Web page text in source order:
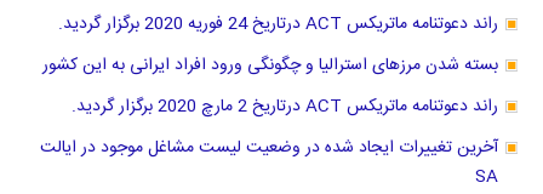
راند دعوتنامه ماتریکس ACT درتاریخ 24 فوریه 2020 برگزار گردید.
بسته شدن مرزهای استرالیا و چگونگی ورود افراد ایرانی به این کشور
راند دعوتنامه ماتریکس ACT درتاریخ 2 مارچ 2020 برگزار گردید.
آخرین تغییرات ایجاد شده در وضعیت لیست مشاغل موجود در ایالت
SA